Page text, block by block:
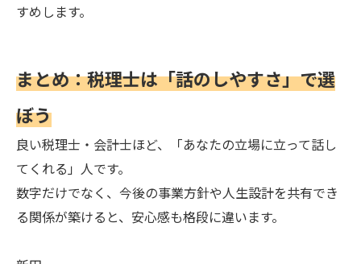
すめします。
まとめ：税理士は「話のしやすさ」で選
ぼう
良い税理士・会計士ほど、「あなたの立場に立って話し
てくれる」人です。
数字だけでなく、今後の事業方針や人生設計を共有でき
る関係が築けると、安心感も格段に違います。